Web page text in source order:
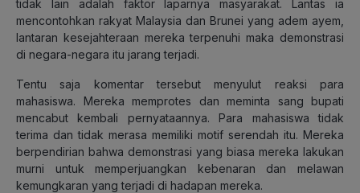
tidak lain adalah faktor laparnya masyarakat. Lantas ia
mencontohkan rakyat Malaysia dan Brunei yang adem ayem,
lantaran kesejahteraan mereka terpenuhi maka demonstrasi
di negara-negara itu jarang terjadi.
Tentu saja komentar tersebut menyulut reaksi para
mahasiswa. Mereka memprotes dan meminta sang bupati
mencabut kembali pernyataannya. Para mahasiswa tidak
terima dan tidak merasa memiliki motif serendah itu. Mereka
berpendirian bahwa demonstrasi yang biasa mereka lakukan
murni untuk memperjuangkan kebenaran dan melawan
kemungkaran yang terjadi di hadapan mereka.